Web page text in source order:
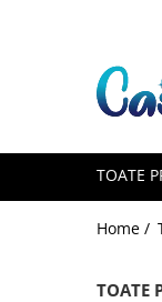
Toate Produsele
Gamma D'ORO
Gamma D'ORO
EYFEL Odorizant
TOATE
Home /
TOATE